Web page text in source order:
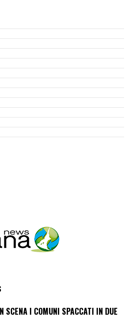
SCENA I COMUNI SPACCATI IN DUE